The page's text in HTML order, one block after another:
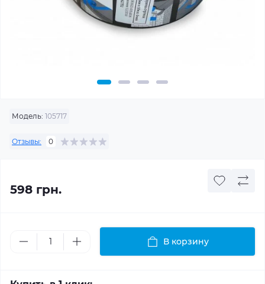
Модель: 105717
Отзывы: 0
598 грн.
В корзину